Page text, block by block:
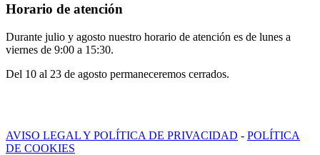
Horario de atención
Durante julio y agosto nuestro horario de atención es de lunes a
viernes de 9:00 a 15:30.
Del 10 al 23 de agosto permaneceremos cerrados.
AVISO LEGAL Y POLÍTICA DE PRIVACIDAD - POLÍTICA
DE COOKIES